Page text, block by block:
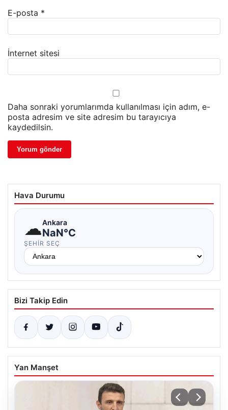
E-posta *
İnternet sitesi
Daha sonraki yorumlarımda kullanılması için adım, e-
posta adresim ve site adresim bu tarayıcıya
kaydedilsin.
Hava Durumu
☁Ankara
NaN°C
ŞEHIR SEÇ
Bizi Takip Edin
Yan Manşet